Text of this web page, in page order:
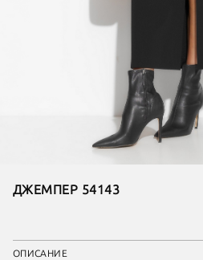
ДЖЕМПЕР 54143
ОПИСАНИЕ